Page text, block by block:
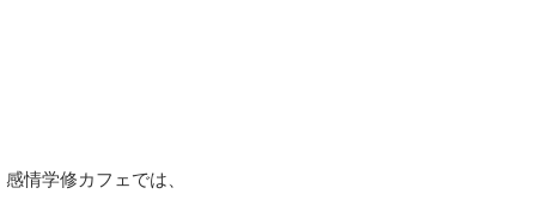
感情学修カフェでは、